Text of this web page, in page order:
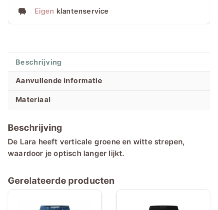
Eigen klantenservice
Beschrijving
Aanvullende informatie
Materiaal
Beschrijving
De Lara heeft verticale groene en witte strepen,
waardoor je optisch langer lijkt.
Gerelateerde producten